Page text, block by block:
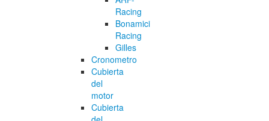
Racing
Bonamici
Racing
Gilles
Cronometro
Cubierta
del
motor
Cubierta